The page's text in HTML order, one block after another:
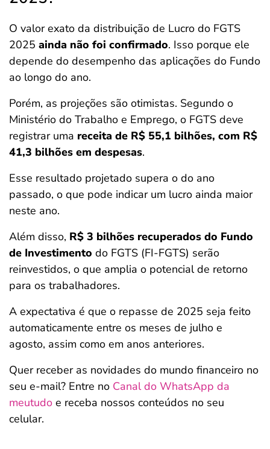
O valor exato da distribuição de Lucro do FGTS
2025 ainda não foi confirmado. Isso porque ele
depende do desempenho das aplicações do Fundo
ao longo do ano.
Porém, as projeções são otimistas. Segundo o
Ministério do Trabalho e Emprego, o FGTS deve
registrar uma receita de R$ 55,1 bilhões, com R$
41,3 bilhões em despesas.
Esse resultado projetado supera o do ano
passado, o que pode indicar um lucro ainda maior
neste ano.
Além disso, R$ 3 bilhões recuperados do Fundo
de Investimento do FGTS (FI-FGTS) serão
reinvestidos, o que amplia o potencial de retorno
para os trabalhadores.
A expectativa é que o repasse de 2025 seja feito
automaticamente entre os meses de julho e
agosto, assim como em anos anteriores.
Quer receber as novidades do mundo financeiro no
seu e-mail? Entre no Canal do WhatsApp da
meutudo e receba nossos conteúdos no seu
celular.